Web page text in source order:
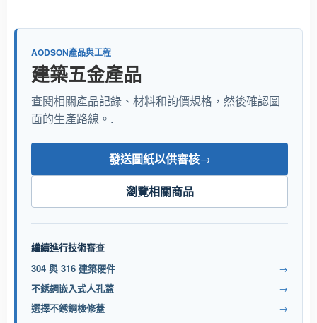
AODSON產品與工程
建築五金產品
查閱相關產品記錄、材料和詢價規格，然後確認圖
面的生產路線。.
發送圖紙以供審核→
瀏覽相關商品
繼續進行技術審查
304 與 316 建築硬件
→
不銹鋼嵌入式人孔蓋
→
選擇不銹鋼檢修蓋
→